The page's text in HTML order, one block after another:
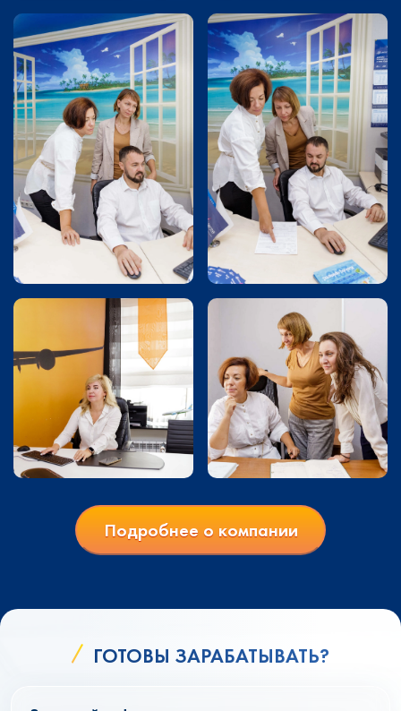
Подробнее о компании
ГОТОВЫ ЗАРАБАТЫВАТЬ?